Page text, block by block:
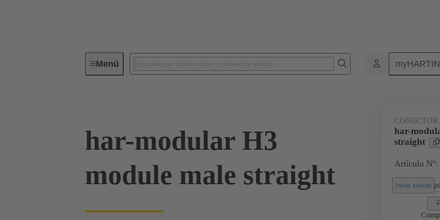
MenúSerie
har-modular H3
module male straight
har-
straight
Artículo Nº:
Inicie sesión